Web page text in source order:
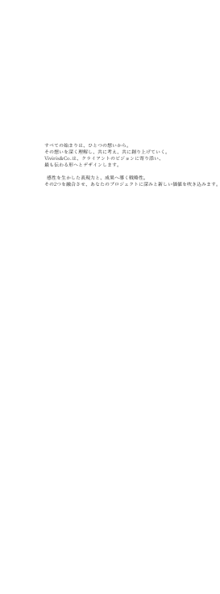
すべての始まりは、ひとつの想いから。
その想いを深く理解し、共に考え、共に創り上げていく。
Viviris&Co.は、クライアントのビジョンに寄り添い、
最も伝わる形へとデザインします。
感性を生かした表現力と、成果へ導く戦略性。
その2つを融合させ、あなたのプロジェクトに深みと新しい価値を吹き込みます。